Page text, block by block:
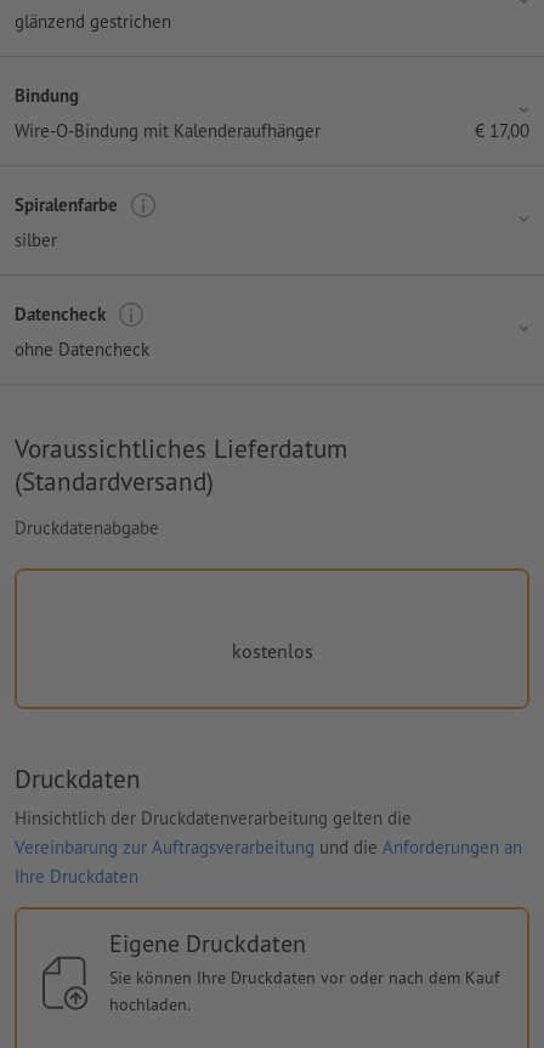
glänzend gestrichen
Bindung
Wire-O-Bindung mit Kalenderaufhänger
€ 17,00
Spiralenfarbe
silber
Datencheck
ohne Datencheck
Voraussichtliches Lieferdatum
(Standardversand)
Druckdatenabgabe
kostenlos
Druckdaten
Hinsichtlich der Druckdatenverarbeitung gelten die
Vereinbarung zur Auftragsverarbeitung und die Anforderungen an
Ihre Druckdaten
Eigene Druckdaten
Sie können Ihre Druckdaten vor oder nach dem Kauf
hochladen.